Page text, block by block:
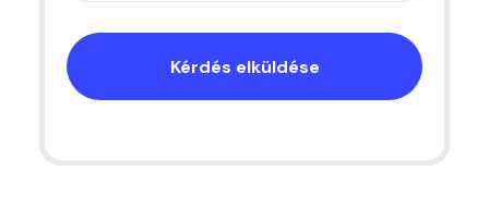
Kérdés elküldése